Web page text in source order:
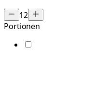
12
Portionen